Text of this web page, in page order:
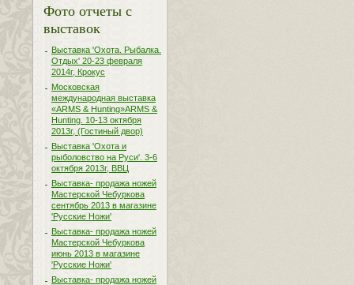
Фото отчеты с
выставок
Выставка 'Охота. Рыбалка.
Отдых' 20-23 февраля
2014г, Крокус
Московская
международная выставка
«ARMS & Hunting»ARMS &
Hunting. 10-13 октября
2013г, (Гостиный двор)
Выставка 'Охота и
рыболовство на Руси'. 3-6
октября 2013г, ВВЦ
Выставка- продажа ножей
Мастерской Чебуркова
сентябрь 2013 в магазине
'Русские Ножи'
Выставка- продажа ножей
Мастерской Чебуркова
июнь 2013 в магазине
'Русские Ножи'
Выставка- продажа ножей